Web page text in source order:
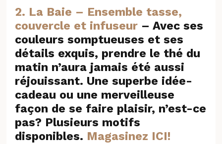
2. La Baie – Ensemble tasse,
couvercle et infuseur – Avec ses
couleurs somptueuses et ses
détails exquis, prendre le thé du
matin n’aura jamais été aussi
réjouissant. Une superbe idée-
cadeau ou une merveilleuse
façon de se faire plaisir, n’est-ce
pas? Plusieurs motifs
disponibles. Magasinez ICI!